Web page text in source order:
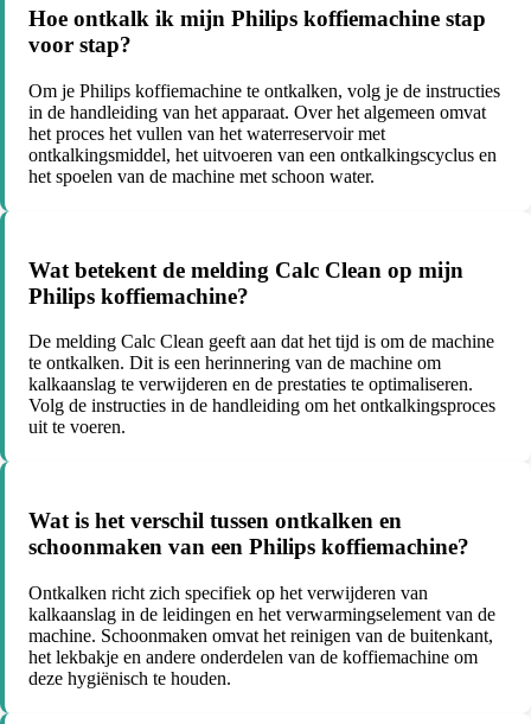
Hoe ontkalk ik mijn Philips koffiemachine stap
voor stap?
Om je Philips koffiemachine te ontkalken, volg je de instructies
in de handleiding van het apparaat. Over het algemeen omvat
het proces het vullen van het waterreservoir met
ontkalkingsmiddel, het uitvoeren van een ontkalkingscyclus en
het spoelen van de machine met schoon water.
Wat betekent de melding Calc Clean op mijn
Philips koffiemachine?
De melding Calc Clean geeft aan dat het tijd is om de machine
te ontkalken. Dit is een herinnering van de machine om
kalkaanslag te verwijderen en de prestaties te optimaliseren.
Volg de instructies in de handleiding om het ontkalkingsproces
uit te voeren.
Wat is het verschil tussen ontkalken en
schoonmaken van een Philips koffiemachine?
Ontkalken richt zich specifiek op het verwijderen van
kalkaanslag in de leidingen en het verwarmingselement van de
machine. Schoonmaken omvat het reinigen van de buitenkant,
het lekbakje en andere onderdelen van de koffiemachine om
deze hygiënisch te houden.